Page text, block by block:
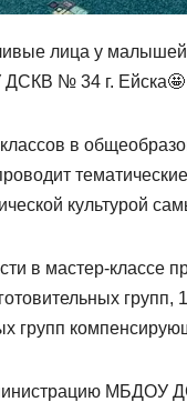
лица у
№ 34 г. Ейска🤩
в
культурой
в мастер-классе
групп
МБДОУ